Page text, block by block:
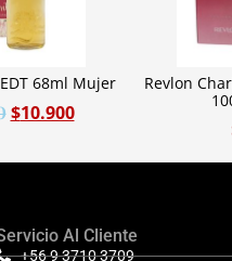
68ml Mujer
$10.900
Revlon
Al Cliente
+56 9 3710 3709